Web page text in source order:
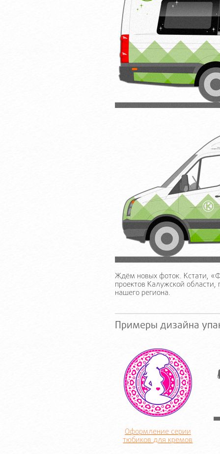
Ждём новых фоток. Кстати,
проектов Калужской
нашего региона.
Примеры дизайна
Оформление серии
тюбиков для кремов